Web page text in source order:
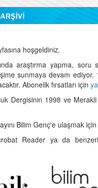
hoşgeldiniz.
araştırma yapma,
sunmaya devam
Abonelik fırsatları için
Dergisinin 1998 ve
Bilim Genç'e ulaşmak için
Reader ya da